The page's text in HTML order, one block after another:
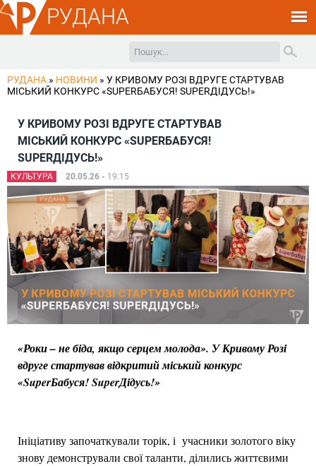
РУДАНА
РУДАНА » НОВИНИ » У КРИВОМУ РОЗІ ВДРУГЕ СТАРТУВАВ
МІСЬКИЙ КОНКУРС «SUPERБАБУСЯ! SUPERДІДУСЬ!»
У КРИВОМУ РОЗІ ВДРУГЕ СТАРТУВАВ
МІСЬКИЙ КОНКУРС «SUPERБАБУСЯ!
SUPERДІДУСЬ!»
КУЛЬТУРА 20.05.26 - 19:15
«Роки – не біда, якщо серцем молода». У Кривому Розі
вдруге стартував відкритий міський конкурс
«SuperБабуся! SuperДідусь!»
Ініціативу започаткували торік, і учасники золотого віку
знову демонстрували свої таланти, ділились життєвими